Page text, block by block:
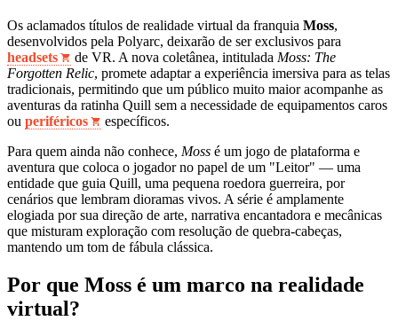
Os aclamados títulos de realidade virtual da franquia Moss,
desenvolvidos pela Polyarc, deixarão de ser exclusivos para
headsets
de VR. A nova coletânea, intitulada Moss: The
Forgotten Relic, promete adaptar a experiência imersiva para as telas
tradicionais, permitindo que um público muito maior acompanhe as
aventuras da ratinha Quill sem a necessidade de equipamentos caros
ou periféricos
específicos.
Para quem ainda não conhece, Moss é um jogo de plataforma e
aventura que coloca o jogador no papel de um "Leitor" — uma
entidade que guia Quill, uma pequena roedora guerreira, por
cenários que lembram dioramas vivos. A série é amplamente
elogiada por sua direção de arte, narrativa encantadora e mecânicas
que misturam exploração com resolução de quebra-cabeças,
mantendo um tom de fábula clássica.
Por que Moss é um marco na realidade
virtual?